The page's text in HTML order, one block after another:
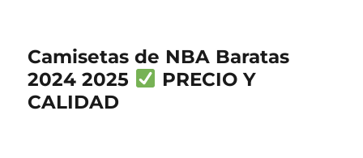
Camisetas de NBA Baratas
2024 2025
PRECIO Y
CALIDAD